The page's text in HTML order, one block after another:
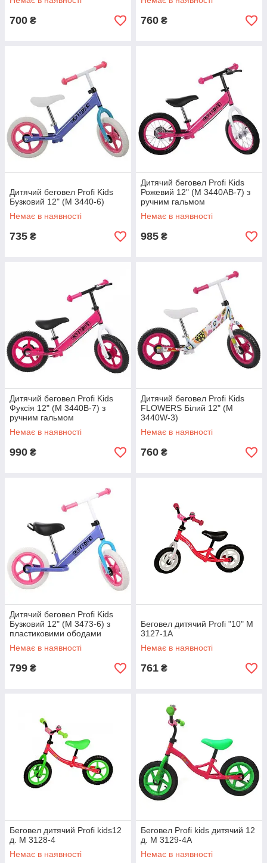
700 ₴ 760 ₴
Дитячий беговел Profi Kids
Бузковий 12" (M 3440-6)
Немає в наявності
735 ₴
Дитячий беговел Profi Kids
Рожевий 12" (M 3440AB-7) з
ручним гальмом
Немає в наявності
985 ₴
Дитячий беговел Profi Kids
Фуксія 12" (M 3440B-7) з
ручним гальмом
Немає в наявності
990 ₴
Дитячий беговел Profi Kids
FLOWERS Білий 12" (M
3440W-3)
Немає в наявності
760 ₴
Дитячий беговел Profi Kids
Бузковий 12" (M 3473-6) з
пластиковими ободами
Немає в наявності
799 ₴
Беговел дитячий Profi "10" M
3127-1A
Немає в наявності
761 ₴
Беговел дитячий Profi kids12
д. M 3128-4
Немає в наявності
Беговел Profi kids дитячий 12
д. M 3129-4A
Немає в наявності